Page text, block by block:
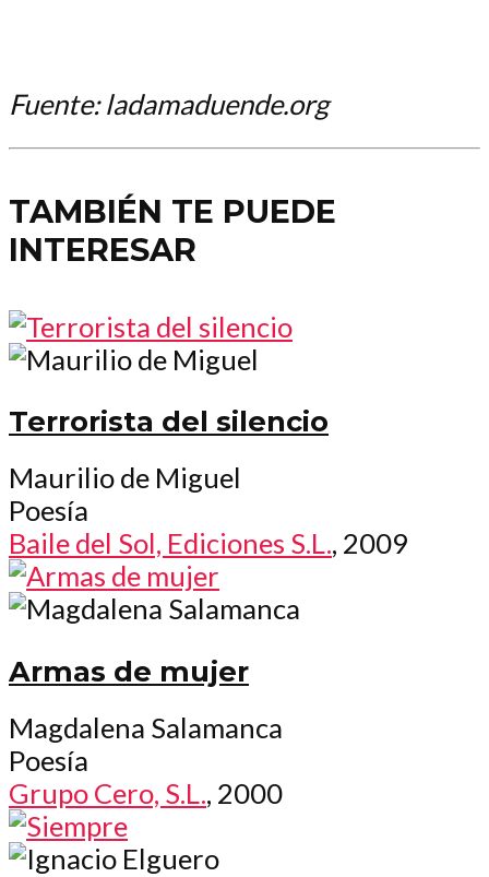
Fuente: ladamaduende.org
TAMBIÉN TE PUEDE
INTERESAR
Terrorista del silencio
Maurilio de Miguel
Poesía
Baile del Sol, Ediciones S.L., 2009
Armas de mujer
Magdalena Salamanca
Poesía
Grupo Cero, S.L., 2000